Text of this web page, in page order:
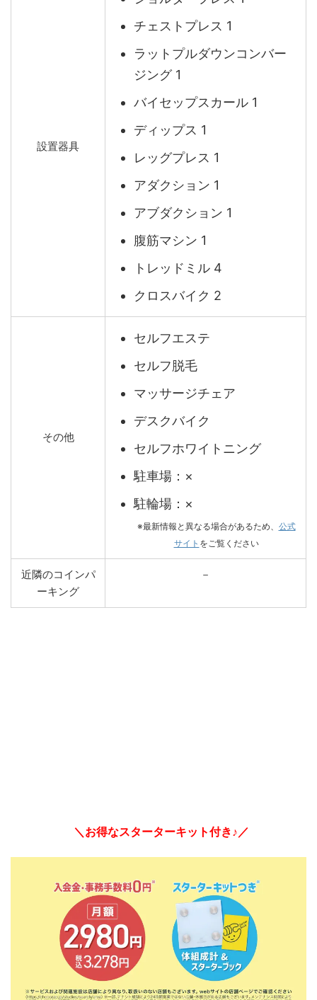
設置器具
チェストプレス 1
ラットプルダウンコンバー
ジング 1
バイセップスカール 1
ディップス 1
レッグプレス 1
アダクション 1
アブダクション 1
腹筋マシン 1
トレッドミル 4
クロスバイク 2
その他
セルフエステ
セルフ脱毛
マッサージチェア
デスクバイク
セルフホワイトニング
駐車場：×
駐輪場：×
※最新情報と異なる場合があるため、 公式
サイト をご覧ください
近隣のコインパ
ーキング
－
＼お得なスターターキット付き♪／